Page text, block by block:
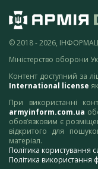
© 2018 - 2026,
Міністерство оборони
Контент доступний за
International license
При використанні
armyinform.com.ua
обов’язковим є
відкритого для
матеріал.
Політика користування
Політика використання